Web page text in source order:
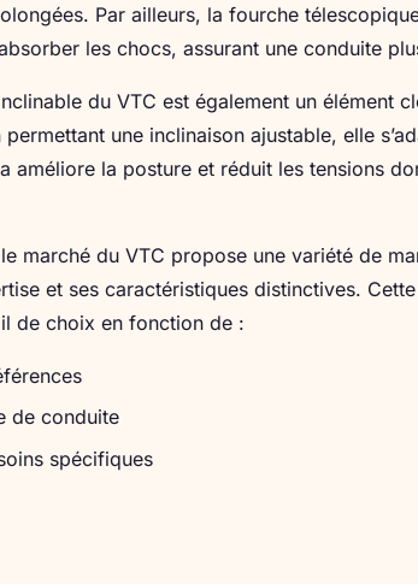
Par ailleurs, la fourche
les chocs, assurant une conduite
du VTC est également un élément
permettant une inclinaison ajustable, elle
améliore la posture et réduit les tensions
marché du VTC propose une variété de
et ses caractéristiques distinctives.
de choix en fonction de :
de conduite
spécifiques